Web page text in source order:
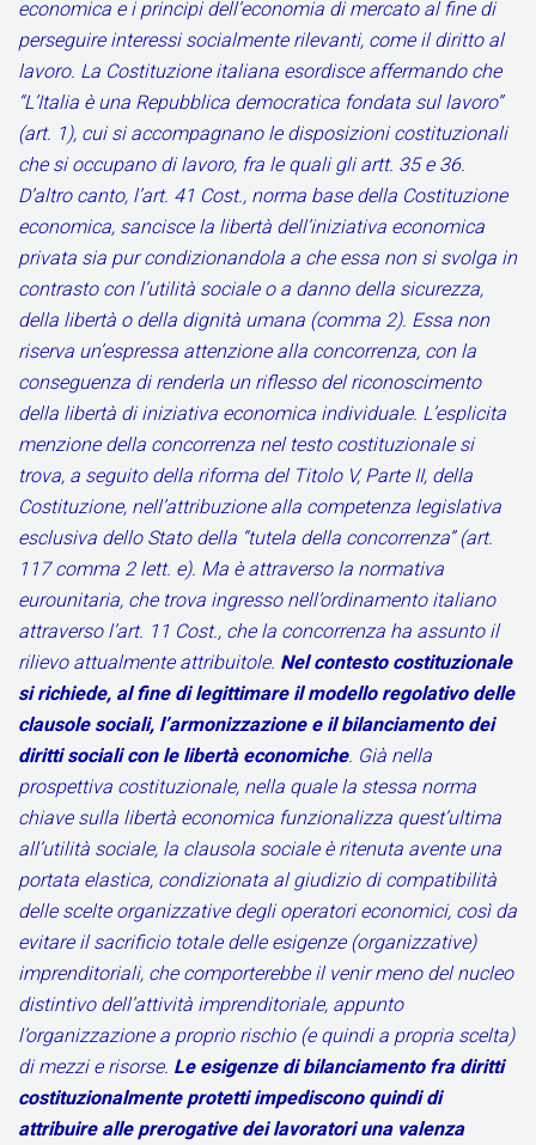
economica e i principi dell’economia di mercato al fine di
perseguire interessi socialmente rilevanti, come il diritto al
lavoro. La Costituzione italiana esordisce affermando che
“L’Italia è una Repubblica democratica fondata sul lavoro”
(art. 1), cui si accompagnano le disposizioni costituzionali
che si occupano di lavoro, fra le quali gli artt. 35 e 36.
D’altro canto, l’art. 41 Cost., norma base della Costituzione
economica, sancisce la libertà dell’iniziativa economica
privata sia pur condizionandola a che essa non si svolga in
contrasto con l’utilità sociale o a danno della sicurezza,
della libertà o della dignità umana (comma 2). Essa non
riserva un’espressa attenzione alla concorrenza, con la
conseguenza di renderla un riflesso del riconoscimento
della libertà di iniziativa economica individuale. L’esplicita
menzione della concorrenza nel testo costituzionale si
trova, a seguito della riforma del Titolo V, Parte II, della
Costituzione, nell’attribuzione alla competenza legislativa
esclusiva dello Stato della “tutela della concorrenza” (art.
117 comma 2 lett. e). Ma è attraverso la normativa
eurounitaria, che trova ingresso nell’ordinamento italiano
attraverso l’art. 11 Cost., che la concorrenza ha assunto il
rilievo attualmente attribuitole. Nel contesto costituzionale
si richiede, al fine di legittimare il modello regolativo delle
clausole sociali, l’armonizzazione e il bilanciamento dei
diritti sociali con le libertà economiche. Già nella
prospettiva costituzionale, nella quale la stessa norma
chiave sulla libertà economica funzionalizza quest’ultima
all’utilità sociale, la clausola sociale è ritenuta avente una
portata elastica, condizionata al giudizio di compatibilità
delle scelte organizzative degli operatori economici, così da
evitare il sacrificio totale delle esigenze (organizzative)
imprenditoriali, che comporterebbe il venir meno del nucleo
distintivo dell’attività imprenditoriale, appunto
l’organizzazione a proprio rischio (e quindi a propria scelta)
di mezzi e risorse. Le esigenze di bilanciamento fra diritti
costituzionalmente protetti impediscono quindi di
attribuire alle prerogative dei lavoratori una valenza